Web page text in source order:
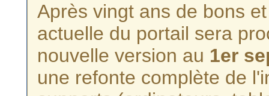
Après vingt ans de bons
actuelle du portail sera
nouvelle version au 1er
une refonte complète de